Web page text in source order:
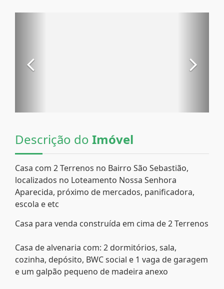
Descrição do Imóvel
Casa com 2 Terrenos no Bairro São Sebastião,
localizados no Loteamento Nossa Senhora
Aparecida, próximo de mercados, panificadora,
escola e etc
Casa para venda construída em cima de 2 Terrenos
Casa de alvenaria com: 2 dormitórios, sala,
cozinha, depósito, BWC social e 1 vaga de garagem
e um galpão pequeno de madeira anexo